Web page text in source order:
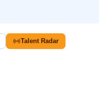
Talent Radar